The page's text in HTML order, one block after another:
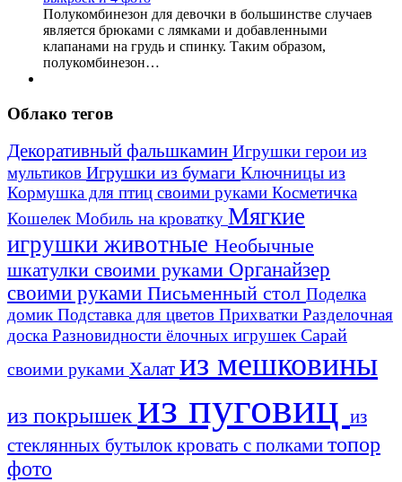
Полукомбинезон для девочки в большинстве случаев
является брюками с лямками и добавленными
клапанами на грудь и спинку. Таким образом,
полукомбинезон…
Облако тегов
Декоративный фальшкамин Игрушки герои из
мультиков Игрушки из бумаги Ключницы из
Кормушка для птиц своими руками Косметичка
КошелекМобиль на кроватку Мягкие
игрушки животные Необычные
шкатулки своими руками Органайзер
своими руками Письменный стол Поделка
домикПодставка для цветов Прихватки Разделочная
доска Разновидности ёлочных игрушекСарай
своими руками Халат из мешковины
из покрышек из пуговиц из
стеклянных бутылоккровать с полками топор
фото